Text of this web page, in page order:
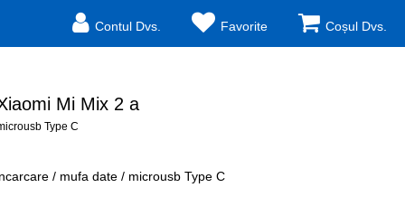
Contul Dvs. Favorite Coșul Dvs.
Mi Mix 2 a
Type C
/ mufa date / microusb Type C